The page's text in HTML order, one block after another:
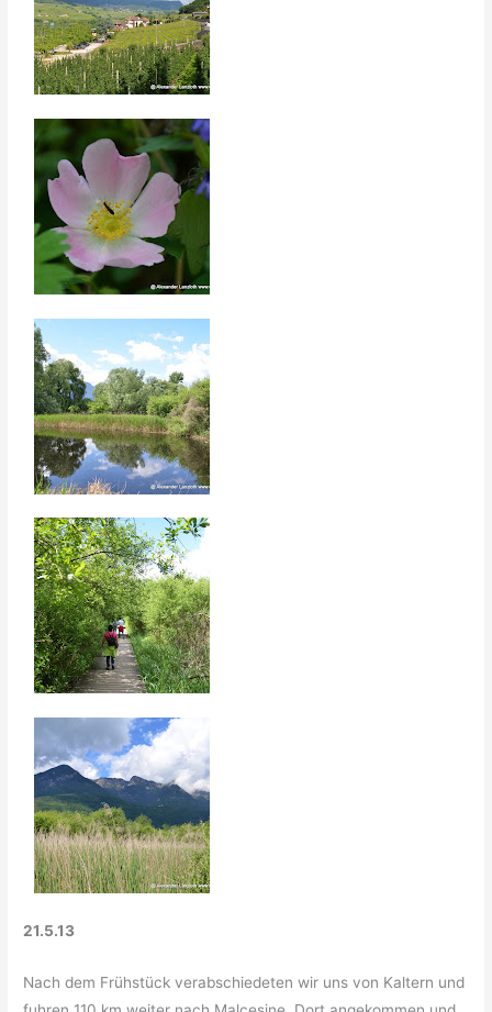
21.5.13
Nach dem Frühstück verabschiedeten wir uns von Kaltern und